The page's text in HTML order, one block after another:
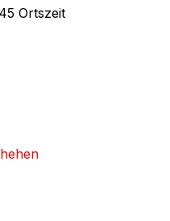
Ortszeit